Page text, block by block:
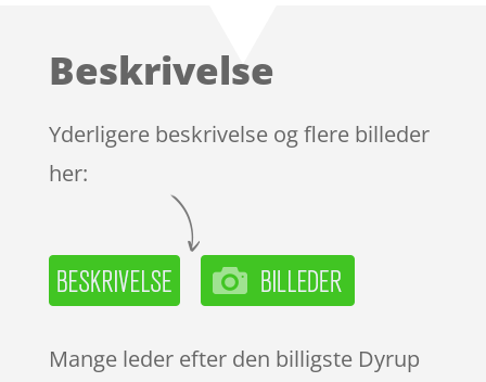
Beskrivelse
Yderligere beskrivelse og flere billeder
her:
Mange leder efter den billigste Dyrup